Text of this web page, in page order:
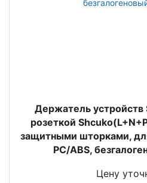
Держатель устройств
розеткой
защитными шторками,
PC/ABS,
Цену